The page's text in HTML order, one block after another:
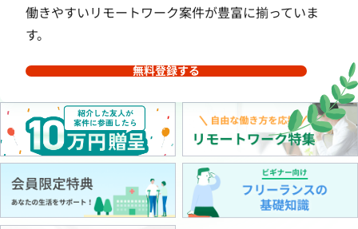
働きやすいリモートワーク案件が豊富に揃っていま
す。
無料登録する